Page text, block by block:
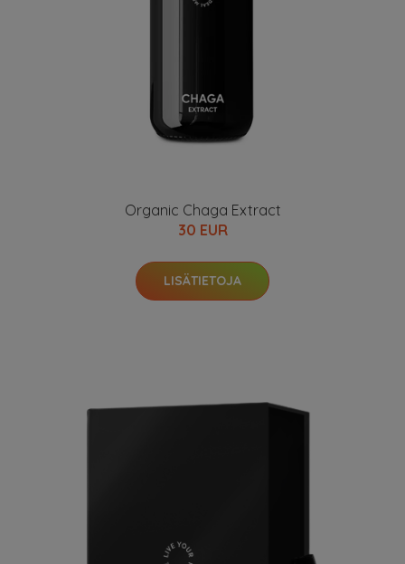
Organic Chaga Extract
30 EUR
LISÄTIETOJA